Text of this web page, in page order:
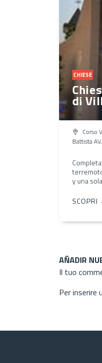
CHIESE
di
Corso
Battista
y una
SCOPRI
AÑADIR
Il tuo
Per inserire